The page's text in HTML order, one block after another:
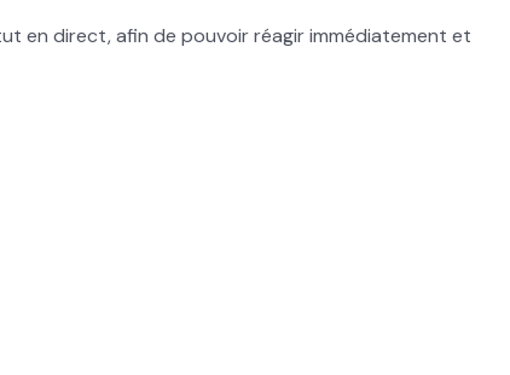
en direct, afin de pouvoir réagir immédiatement et